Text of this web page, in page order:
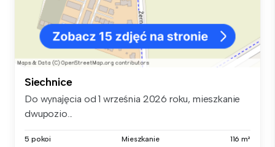
Siechnice
Do wynajęcia od 1 września 2026 roku, mieszkanie
dwupozio...
5 pokoi Mieszkanie 116 m²